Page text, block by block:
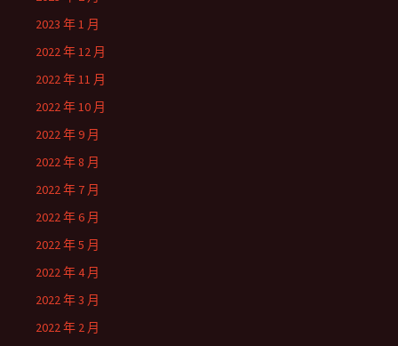
2023 年 1 月
2022 年 12 月
2022 年 11 月
2022 年 10 月
2022 年 9 月
2022 年 8 月
2022 年 7 月
2022 年 6 月
2022 年 5 月
2022 年 4 月
2022 年 3 月
2022 年 2 月